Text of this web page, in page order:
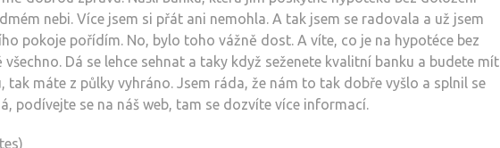
nebi. Více jsem si přát ani nemohla. A tak jsem se radovala a už jsem
pokoje pořídím. No, bylo toho vážně dost. A víte, co je na hypotéce bez
všechno. Dá se lehce sehnat a taky když seženete kvalitní banku a budete mít
tak máte z půlky vyhráno. Jsem ráda, že nám to tak dobře vyšlo a splnil se
podívejte se na náš web, tam se dozvíte více informací.